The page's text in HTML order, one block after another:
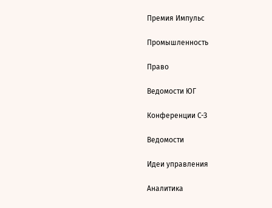
Премия Импульс
Промышленность
Право
Ведомости ЮГ
Конференции С-З
Ведомости
Идеи управления
Аналитика